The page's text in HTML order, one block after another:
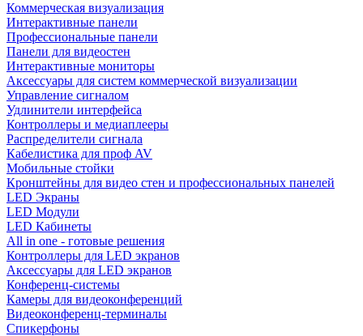
Коммерческая визуализация
Интерактивные панели
Профессиональные панели
Панели для видеостен
Интерактивные мониторы
Аксессуары для систем коммерческой визуализации
Управление сигналом
Удлинители интерфейса
Контроллеры и медиаплееры
Распределители сигнала
Кабелистика для проф AV
Мобильные стойки
Кронштейны для видео стен и профессиональных панелей
LED Экраны
LED Модули
LED Кабинеты
All in one - готовые решения
Контроллеры для LED экранов
Аксессуары для LED экранов
Конференц-системы
Камеры для видеоконференций
Видеоконференц-терминалы
Спикерфоны